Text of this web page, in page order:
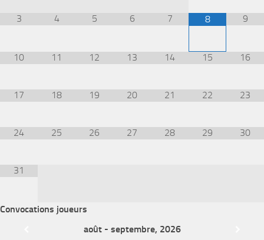
3 4 5 6 7 8 9
10 11 12 13 14 15 16
17 18 19 20 21 22 23
24 25 26 27 28 29 30
31
Convocations joueurs
août - septembre, 2026